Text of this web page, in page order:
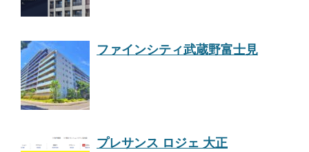
ファインシティ武蔵野富士見
プレサンス ロジェ 大正